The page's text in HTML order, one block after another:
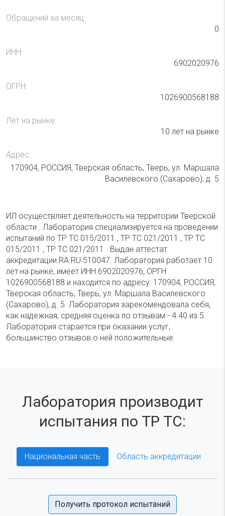
Обращений за месяц:
0
ИНН:
6902020976
ОГРН:
1026900568188
Лет на рынке:
10 лет на рынке
Адрес:
170904, РОССИЯ, Тверская область, Тверь, ул. Маршала
Василевского (Сахарово), д. 5
ИЛ осуществляет деятельность на территории Тверской
области . Лаборатория специализируется на проведении
испытаний по ТР ТС 015/2011 , ТР ТС 021/2011 , ТР ТС
015/2011 , ТР ТС 021/2011 . Выдан аттестат
аккредитации RA.RU.510047. Лаборатория работает 10
лет на рынке, имеет ИНН 6902020976, ОРГН
1026900568188 и находится по адресу: 170904, РОССИЯ,
Тверская область, Тверь, ул. Маршала Василевского
(Сахарово), д. 5. Лаборатория зарекомендовала себя,
как надежная, средняя оценка по отзывам - 4.40 из 5.
Лаборатория старается при оказании услуг,
большинство отзывов о ней положительные.
Лаборатория производит
испытания по ТР ТС:
Национальная часть Область аккредитации
Получить протокол испытаний